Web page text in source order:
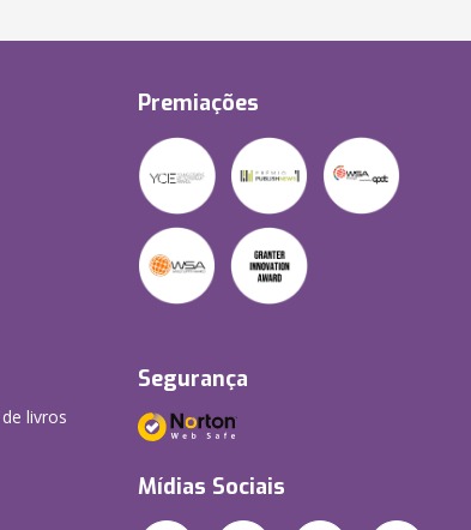
de livros
Premiações
Segurança
Mídias Sociais